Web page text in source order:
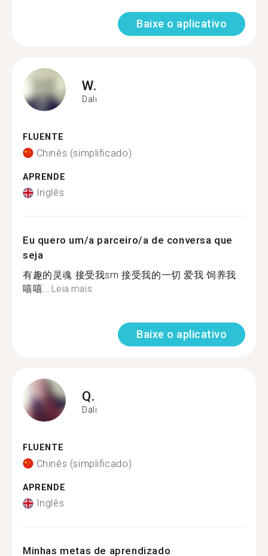
Baixe o aplicativo
W.
Dali
FLUENTE
Chinês (simplificado)
APRENDE
Inglês
Eu quero um/a parceiro/a de conversa que
seja
有趣的灵魂 接受我sm 接受我的一切 爱我 饲养我
嘻嘻...Leia mais
Baixe o aplicativo
Q.
Dali
FLUENTE
Chinês (simplificado)
APRENDE
Inglês
Minhas metas de aprendizado